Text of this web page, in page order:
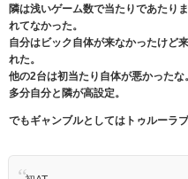
隣は浅いゲーム数で当たりであたり
れてなかった。
自分はビック自体が来なかったけど
れた。
他の2台は初当たり自体が悪かったな
多分自分と隣が高設定。
でもギャンブルとしてはトゥルーラ